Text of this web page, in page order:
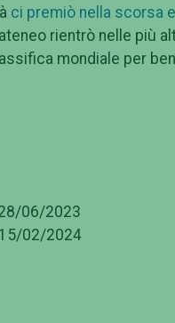
ci premiò nella scorsa
rientrò nelle più
mondiale per
06/2023
15/02/2024